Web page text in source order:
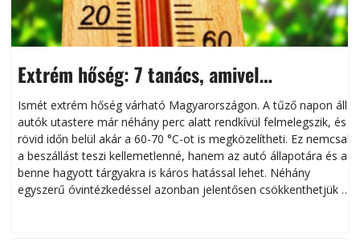
Extrém hőség: 7 tanács, amivel
megóvhatjuk autónkat a nyári károktól
Ismét extrém hőség várható Magyarországon. A tűző napon álló
autók utastere már néhány perc alatt rendkívül felmelegszik, és
rövid időn belül akár a 60-70 °C-ot is megközelítheti. Ez nemcsak
a beszállást teszi kellemetlenné, hanem az autó állapotára és a
benne hagyott tárgyakra is káros hatással lehet. Néhány
egyszerű óvintézkedéssel azonban jelentősen csökkenthetjük a